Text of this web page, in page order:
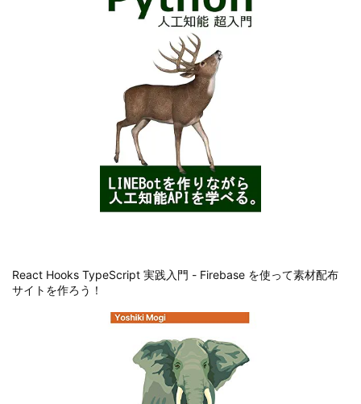
React Hooks TypeScript 実践入門 - Firebase を使って素材配布
サイトを作ろう！